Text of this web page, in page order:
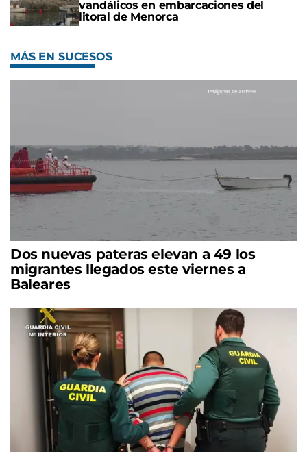
vandálicos en embarcaciones del
litoral de Menorca
MÁS EN SUCESOS
Dos nuevas pateras elevan a 49 los
migrantes llegados este viernes a
Baleares